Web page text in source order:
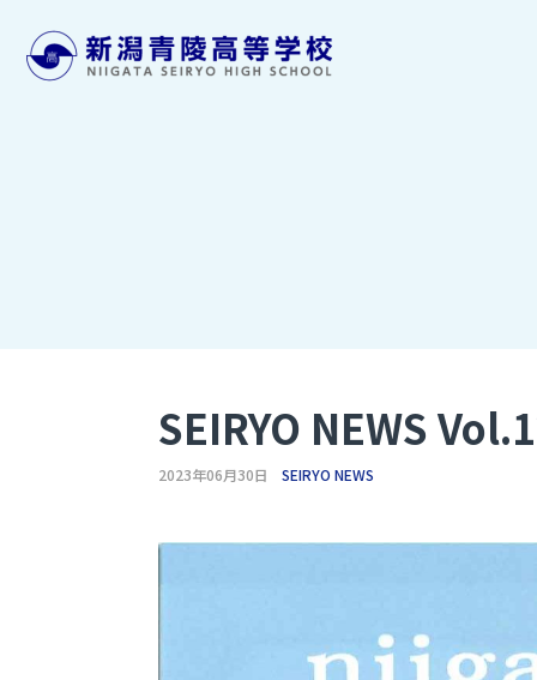
SEIRYO NEWS
2023年06月30日 SEIRYO NEWS